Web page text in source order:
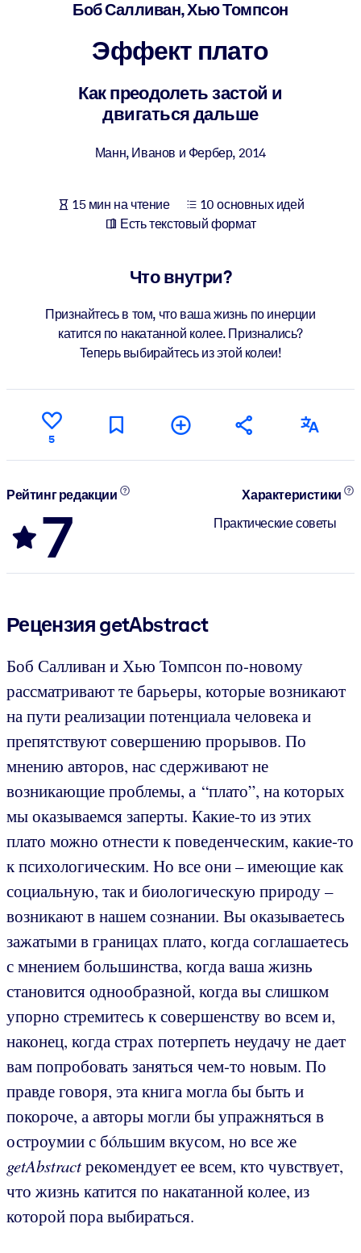
ПО СИСТЕМАМ
Интегрируйте краткие проверенные знания в вашу LMS/LXP для
лучших результатов обучения.
Для корпоративных библиотек
Для ИИ-систем
Боб Салливан, Хью Томпсон
Эффект плато
Как преодолеть застой и
двигаться дальше
Манн, Иванов и Фербер, 2014
15 мин на чтение
10 основных идей
Есть текстовый формат
Что внутри?
Признайтесь в том, что ваша жизнь по инерции
катится по накатанной колее. Признались?
Теперь выбирайтесь из этой колеи!
5
Рейтинг редакции
7
Характеристики
Практические советы
Рецензия getAbstract
Боб Салливан и Хью Томпсон по-новому
рассматривают те барьеры, которые возникают
на пути реализации потенциала человека и
препятствуют совершению прорывов. По
мнению авторов, нас сдерживают не
возникающие проблемы, а “плато”, на которых
мы оказываемся заперты. Какие-то из этих
плато можно отнести к поведенческим, какие-то
к психологическим. Но все они – имеющие как
социальную, так и биологическую природу –
возникают в нашем сознании. Вы оказываетесь
зажатыми в границах плато, когда соглашаетесь
с мнением большинства, когда ваша жизнь
становится однообразной, когда вы слишком
упорно стремитесь к совершенству во всем и,
наконец, когда страх потерпеть неудачу не дает
вам попробовать заняться чем-то новым. По
правде говоря, эта книга могла бы быть и
покороче, а авторы могли бы упражняться в
остроумии с бóльшим вкусом, но все же
getAbstractрекомендует ее всем, кто чувствует,
что жизнь катится по накатанной колее, из
которой пора выбираться.